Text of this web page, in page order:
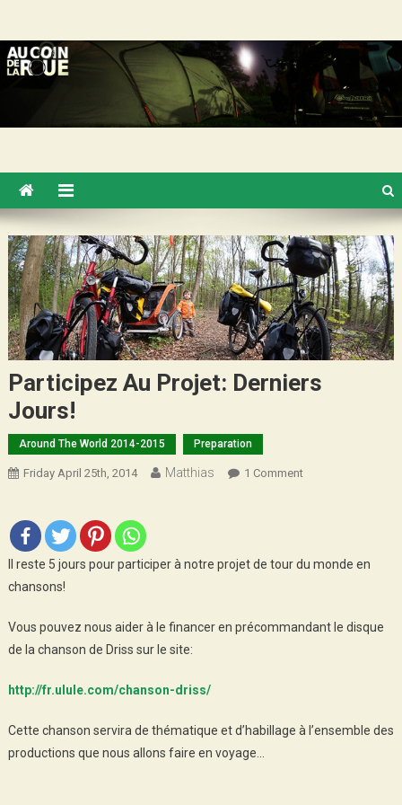
content
Participez Au Projet: Derniers
Jours!
Around The World 2014-2015 Preparation
Friday April 25th, 2014 Matthias 1 CommentOn
Il reste 5 jours pour participer à notre projet de tour du monde en
chansons!
Vous pouvez nous aider à le financer en précommandant le disque
de la chanson de Driss sur le site:
http://fr.ulule.com/chanson-driss/
Cette chanson servira de thématique et d’habillage à l’ensemble des
productions que nous allons faire en voyage…